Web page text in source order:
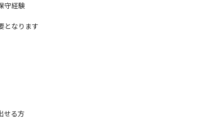
に第二次創業期として
件やERP導入案件の拡大に注力しております。
、新しいメンバーを多数増員しております。
創業時からの良さ・文化を残しつつ、外からの力も柔軟に取り
守経験
となります
せる方